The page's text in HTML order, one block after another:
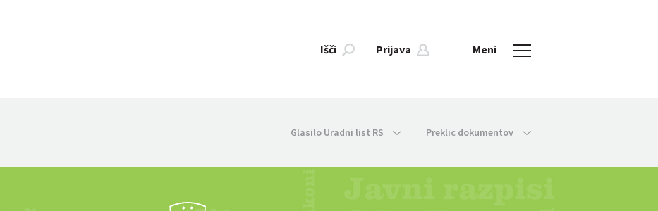
Išči Prijava Meni
Glasilo Uradni list RS Preklic dokumentov